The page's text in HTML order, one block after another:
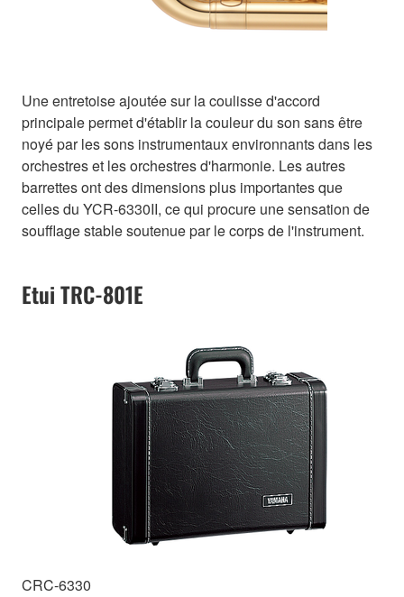
Une entretoise ajoutée sur la coulisse d'accord
principale permet d'établir la couleur du son sans être
noyé par les sons instrumentaux environnants dans les
orchestres et les orchestres d'harmonie. Les autres
barrettes ont des dimensions plus importantes que
celles du YCR-6330II, ce qui procure une sensation de
soufflage stable soutenue par le corps de l'instrument.
Etui TRC-801E
CRC-6330